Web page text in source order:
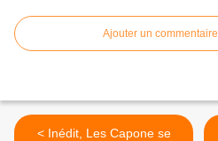
Ajouter un commentaire
< Inédit, Les Capone se